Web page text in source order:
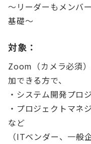
～リーダーもメンバ
基礎～
対象：
Zoom（カメラ必須
加できる方で、
・システム開発プロ
・プロジェクトマネ
など
（ITベンダー、一般